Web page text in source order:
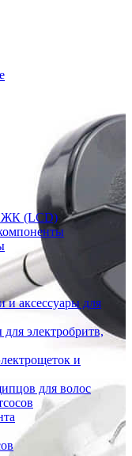
ЖК (LCD)
и аксессуары для
для электробритв,
и
для волос